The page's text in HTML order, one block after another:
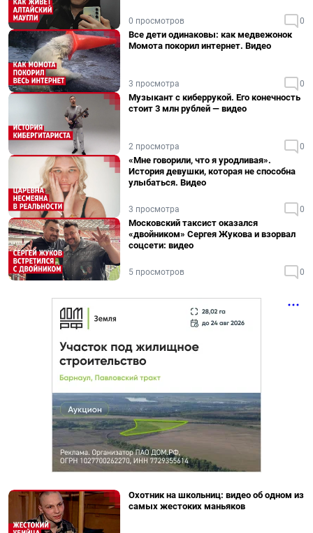
0 просмотров 0
Все дети одинаковы: как медвежонок
Момота покорил интернет. Видео
3 просмотра 0
Музыкант с киберрукой. Его конечность
стоит 3 млн рублей — видео
2 просмотра 0
«Мне говорили, что я уродливая».
История девушки, которая не способна
улыбаться. Видео
3 просмотра 0
Московский таксист оказался
«двойником» Сергея Жукова и взорвал
соцсети: видео
5 просмотров 0
Охотник на школьниц: видео об одном из
самых жестоких маньяков